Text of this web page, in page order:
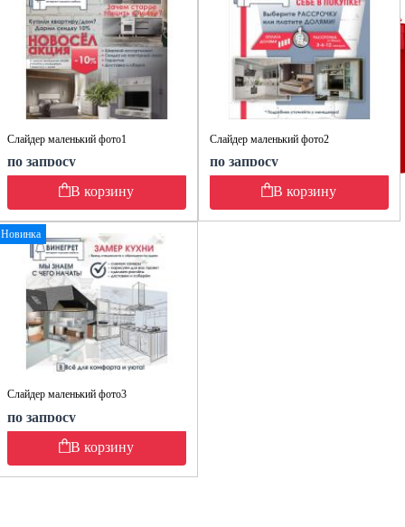
Слайдер маленький фото1
по запросу
В корзину
Слайдер маленький фото2
по запросу
В корзину
Новинка
Слайдер маленький фото3
по запросу
В корзину